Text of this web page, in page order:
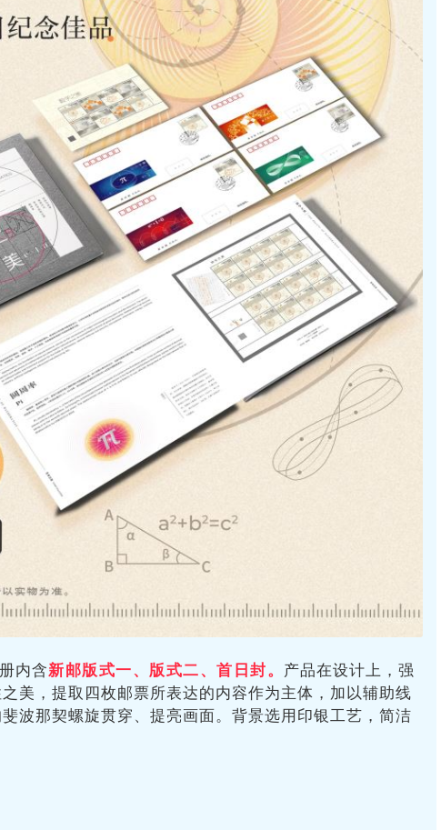
内含新邮版式一、版式二、首日封。 产品在设计上，强
美，提取四枚邮票所表达的内容作为主体，加以辅助线
波那契螺旋贯穿、提亮画面。背景选用印银工艺，简洁